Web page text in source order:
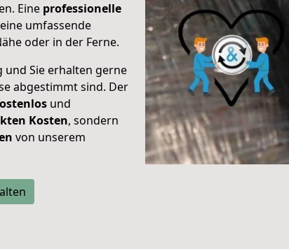
Eine professionelle
umfassende
oder in der Ferne.
und Sie erhalten gerne
abgestimmt sind. Der
und
Kosten, sondern
von unserem